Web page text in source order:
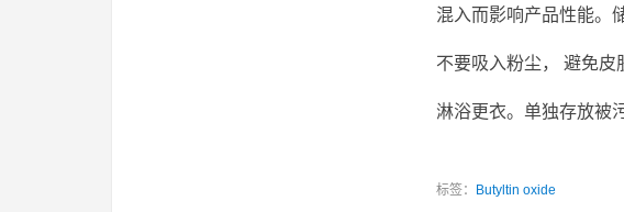
混入而影响产品性能。
不要吸入粉尘， 避免
淋浴更衣。单独存放被
标签： Butyltin oxide